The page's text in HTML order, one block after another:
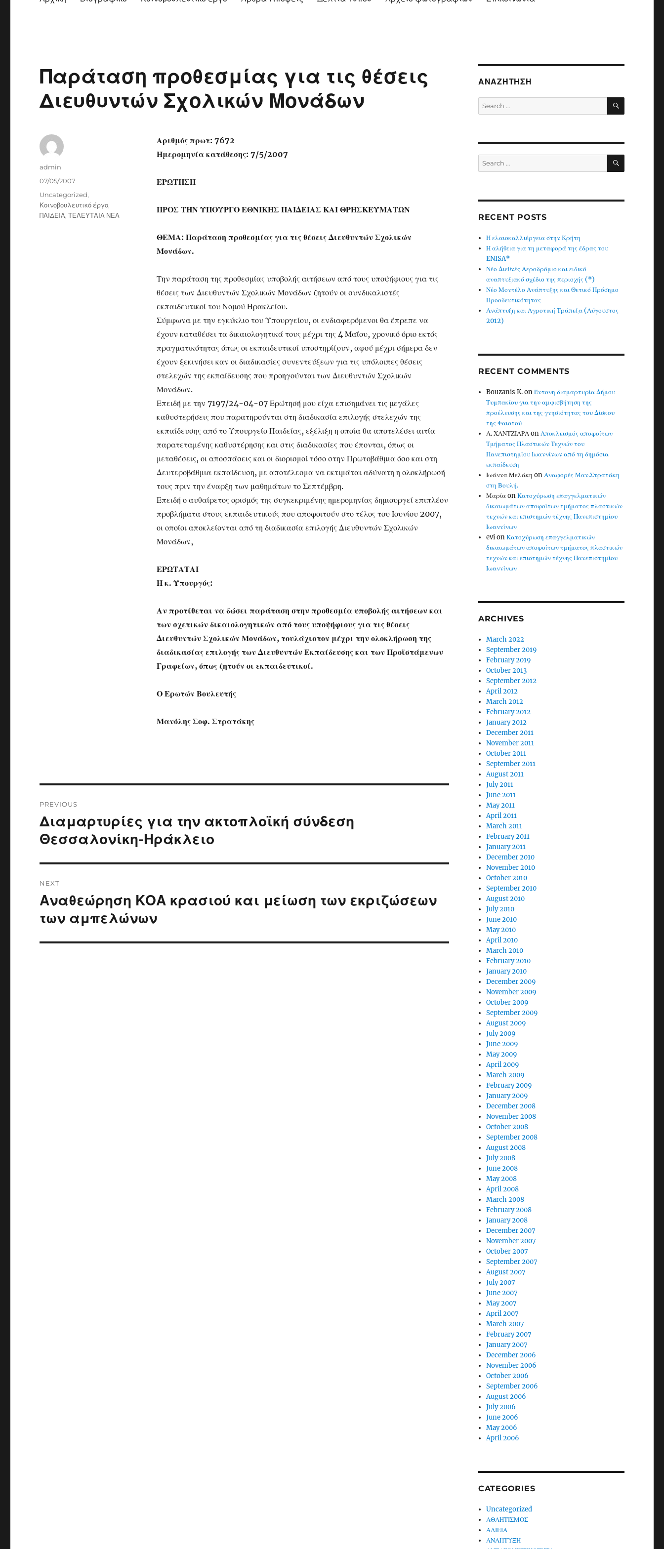
Παράταση προθεσμίας για τις θέσεις
Διευθυντών Σχολικών Μονάδων
Αριθμός πρωτ: 7672
Ημερομηνία κατάθεσης: 7/5/2007
ΕΡΩΤΗΣΗ
ΠΡΟΣ ΤΗΝ ΥΠΟΥΡΓΟ ΕΘΝΙΚΗΣ ΠΑΙΔΕΙΑΣ ΚΑΙ ΘΡΗΣΚΕΥΜΑΤΩΝ
ΘΕΜΑ: Παράταση προθεσμίας για τις θέσεις Διευθυντών Σχολικών
Μονάδων.
Την παράταση της προθεσμίας υποβολής αιτήσεων από τους υποψήφιους για τις
θέσεις των Διευθυντών Σχολικών Μονάδων ζητούν οι συνδικαλιστές
εκπαιδευτικοί του Νομού Ηρακλείου.
Σύμφωνα με την εγκύκλιο του Υπουργείου, οι ενδιαφερόμενοι θα έπρεπε να
έχουν καταθέσει τα δικαιολογητικά τους μέχρι της 4 Μαΐου, χρονικό όριο εκτός
πραγματικότητας όπως οι εκπαιδευτικοί υποστηρίζουν, αφού μέχρι σήμερα δεν
έχουν ξεκινήσει καν οι διαδικασίες συνεντεύξεων για τις υπόλοιπες θέσεις
στελεχών της εκπαίδευσης που προηγούνται των Διευθυντών Σχολικών
Μονάδων.
Επειδή με την 7197/24-04-07 Ερώτησή μου είχα επισημάνει τις μεγάλες
καθυστερήσεις που παρατηρούνται στη διαδικασία επιλογής στελεχών της
εκπαίδευσης από το Υπουργείο Παιδείας, εξέλιξη η οποία θα αποτελέσει αιτία
παρατεταμένης καθυστέρησης και στις διαδικασίες που έπονται, όπως οι
μεταθέσεις, οι αποσπάσεις και οι διορισμοί τόσο στην Πρωτοβάθμια όσο και στη
Δευτεροβάθμια εκπαίδευση, με αποτέλεσμα να εκτιμάται αδύνατη η ολοκλήρωσή
τους πριν την έναρξη των μαθημάτων το Σεπτέμβρη.
Επειδή ο αυθαίρετος ορισμός της συγκεκριμένης ημερομηνίας δημιουργεί επιπλέον
προβλήματα στους εκπαιδευτικούς που αποφοιτούν στο τέλος του Ιουνίου 2007,
οι οποίοι αποκλείονται από τη διαδικασία επιλογής Διευθυντών Σχολικών
Μονάδων,
ΕΡΩΤΑΤΑΙ
Η κ. Υπουργός:
Αν προτίθεται να δώσει παράταση στην προθεσμία υποβολής αιτήσεων και
των σχετικών δικαιολογητικών από τους υποψήφιους για τις θέσεις
Διευθυντών Σχολικών Μονάδων, τουλάχιστον μέχρι την ολοκλήρωση της
διαδικασίας επιλογής των Διευθυντών Εκπαίδευσης και των Προϊστάμενων
Γραφείων, όπως ζητούν οι εκπαιδευτικοί.
Ο Ερωτών Βουλευτής
Μανόλης Σοφ. Στρατάκης
Author
admin
Posted
07/05/2007
Categories
Uncategorized,
Κοινοβουλευτικό έργο,
ΠΑΙΔΕΙΑ,ΤΕΛΕΥΤΑΙΑ ΝΕΑ
navigation
PREVIOUS
Previous
post:
Διαμαρτυρίες για την ακτοπλοϊκή σύνδεση
Θεσσαλονίκη-Ηράκλειο
NEXT
Next
Αναθεώρηση ΚΟΑ κρασιού και μείωση των εκριζώσεων
των αμπελώνων
ΑΝΑΖΉΤΗΣΗ
Search
for:
SEARCH
Search
for:
SEARCH
RECENT POSTS
Η ελαιοκαλλιέργεια στην Κρήτη
Η αλήθεια για τη μεταφορά της έδρας του
ENISA*
Νέο Διεθνές Αεροδρόμιο και ειδικό
αναπτυξιακό σχέδιο της περιοχής (*)
Νέο Μοντέλο Ανάπτυξης και Θετικό Πρόσημο
Προοδευτικότητας
Ανάπτυξη και Αγροτική Τράπεζα (Αύγουστος
2012)
RECENT COMMENTS
Bouzanis K.onΈντονη διαμαρτυρία Δήμου
Τυμπακίου για την αμφισβήτηση της
προέλευσης και της γνησιότητας του Δίσκου
της Φαιστού
Α. ΧΑΝΤΖΙΑΡΑonΑποκλεισμός αποφοίτων
Τμήματος Πλαστικών Τεχνών του
Πανεπιστημίου Ιωαννίνων από τη δημόσια
εκπαίδευση
Ιωάννα Μελάκη onΑναφορές Μαν.Στρατάκη
στη Βουλή.
ΜαρίαonΚατοχύρωση επαγγελματικών
δικαιωμάτων αποφοίτων τμήματος πλαστικών
τεχνών και επιστημών τέχνης Πανεπιστημίου
Ιωαννίνων
evionΚατοχύρωση επαγγελματικών
δικαιωμάτων αποφοίτων τμήματος πλαστικών
τεχνών και επιστημών τέχνης Πανεπιστημίου
Ιωαννίνων
ARCHIVES
March 2022
September 2019
February 2019
October 2013
September 2012
April 2012
March 2012
February 2012
January 2012
December 2011
November 2011
October 2011
September 2011
August 2011
July 2011
June 2011
May 2011
April 2011
March 2011
February 2011
January 2011
December 2010
November 2010
October 2010
September 2010
August 2010
July 2010
June 2010
May 2010
April 2010
March 2010
February 2010
January 2010
December 2009
November 2009
October 2009
September 2009
August 2009
July 2009
June 2009
May 2009
April 2009
March 2009
February 2009
January 2009
December 2008
November 2008
October 2008
September 2008
August 2008
July 2008
June 2008
May 2008
April 2008
March 2008
February 2008
January 2008
December 2007
November 2007
October 2007
September 2007
August 2007
July 2007
June 2007
May 2007
April 2007
March 2007
February 2007
January 2007
December 2006
November 2006
October 2006
September 2006
August 2006
July 2006
June 2006
May 2006
April 2006
CATEGORIES
Uncategorized
ΑΘΛΗΤΙΣΜΟΣ
ΑΛΙΕΙΑ
ΑΝΑΠΤΥΞΗ